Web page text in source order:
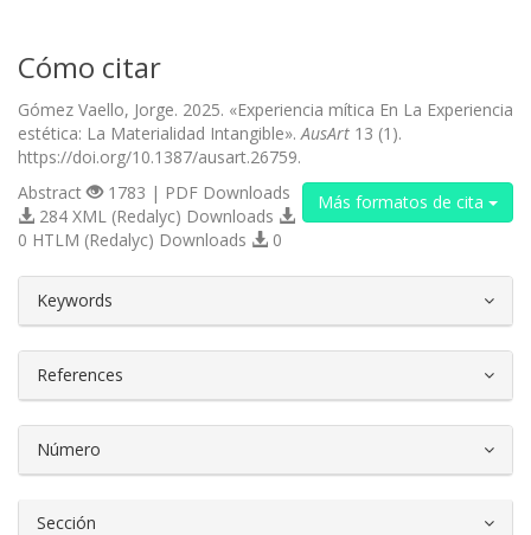
Cómo citar
Gómez Vaello, Jorge. 2025. «Experiencia mítica En La Experiencia
estética: La Materialidad Intangible».AusArt 13 (1).
https://doi.org/10.1387/ausart.26759.
Más formatos de cita
Abstract
1783 | PDF Downloads
284 XML (Redalyc) Downloads
0 HTLM (Redalyc) Downloads
0
Keywords
References
Número
Sección